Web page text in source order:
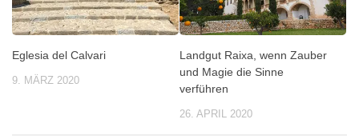
Eglesia del Calvari
9. MÄRZ 2020
Landgut Raixa, wenn Zauber
und Magie die Sinne
verführen
26. APRIL 2020